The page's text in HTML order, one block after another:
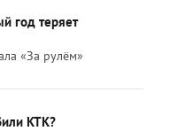
год теряет
«За рулём»
КТК?